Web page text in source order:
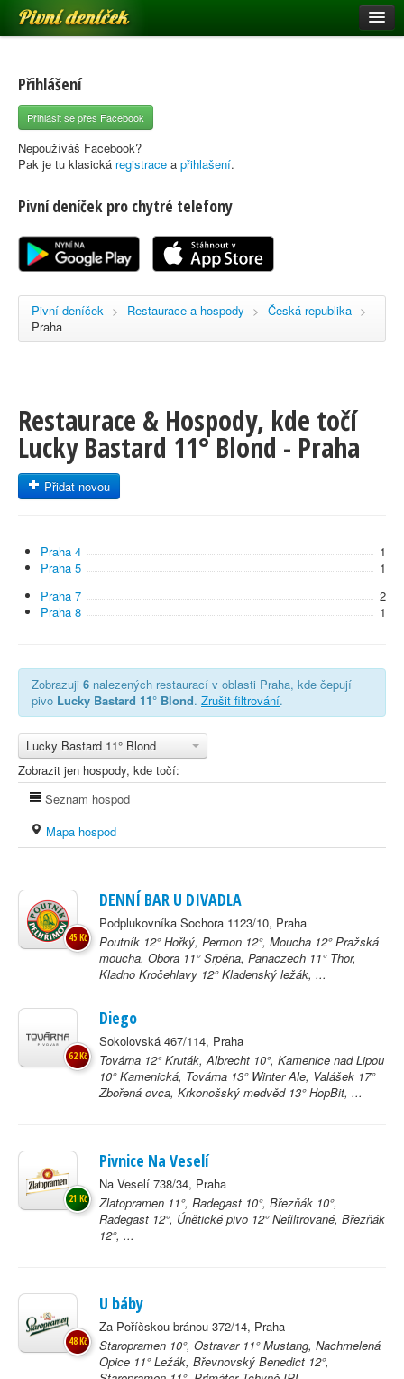
Pivní deníček
Pivní mapa
Pivní značky
Nápověda
Registrace
Přihlášení
Přihlásit se přes Facebook
Nepoužíváš Facebook?
Pak je tu klasická registrace a přihlašení.
Pivní deníček pro chytré telefony
Pivní deníček > Restaurace a hospody > Česká republika >
Praha
Restaurace & Hospody, kde točí
Lucky Bastard 11° Blond - Praha
Přidat novou
Praha 4
1
Praha 5
1
Praha 7
2
Praha 8
1
Zobrazuji 6 nalezených restaurací v oblasti Praha, kde čepují
pivo Lucky Bastard 11° Blond. Zrušit filtrování.
Lucky Bastard 11° Blond
Zobrazit jen hospody, kde točí:
Seznam hospod
Mapa hospod
DENNÍ BAR U DIVADLA
Podplukovníka Sochora 1123/10, Praha
Poutník 12° Hořký, Permon 12°, Moucha 12° Pražská
moucha, Obora 11° Srpěna, Panaczech 11° Thor,
Kladno Kročehlavy 12° Kladenský ležák, ...
45 Kč
Diego
Sokolovská 467/114, Praha
Továrna 12° Kruták, Albrecht 10°, Kamenice nad Lipou
10° Kamenická, Továrna 13° Winter Ale, Valášek 17°
Zbořená ovca, Krkonošský medvěd 13° HopBit, ...
62 Kč
Pivnice Na Veselí
Na Veselí 738/34, Praha
Zlatopramen 11°, Radegast 10°, Březňák 10°,
Radegast 12°, Únětické pivo 12° Nefiltrované, Březňák
12°, ...
21 Kč
U báby
Za Poříčskou bránou 372/14, Praha
Staropramen 10°, Ostravar 11° Mustang, Nachmelená
Opice 11° Ležák, Břevnovský Benedict 12°,
48 Kč